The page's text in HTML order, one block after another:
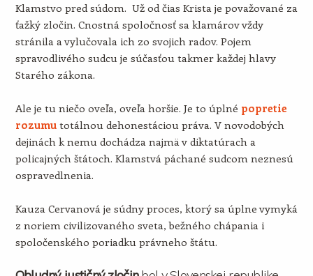
Klamstvo pred súdom. Už od čias Krista je považované za
ťažký zločin. Cnostná spoločnosť sa klamárov vždy
stránila a vylučovala ich zo svojich radov. Pojem
spravodlivého sudcu je súčasťou takmer každej hlavy
Starého zákona.
Ale je tu niečo oveľa, oveľa horšie. Je to úplné popretie
rozumutotálnou dehonestáciou práva. V novodobých
dejinách k nemu dochádza najmä v diktatúrach a
policajných štátoch. Klamstvá páchané sudcom neznesú
ospravedlnenia.
Kauza Cervanová je súdny proces, ktorý sa úplne vymyká
z noriem civilizovaného sveta, bežného chápania i
spoločenského poriadku právneho štátu.